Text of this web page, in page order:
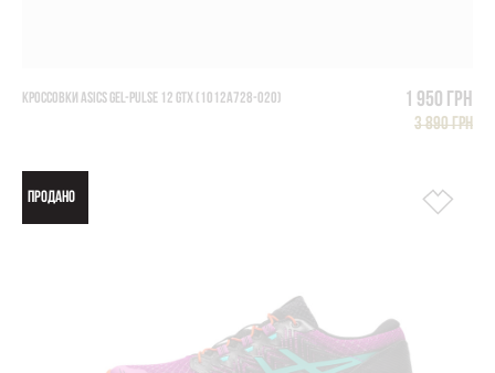
КРОССОВКИ ASICS GEL-PULSE 12 GTX (1012A728-020) 1 950 грн
3 890 грн
ПРОДАНО